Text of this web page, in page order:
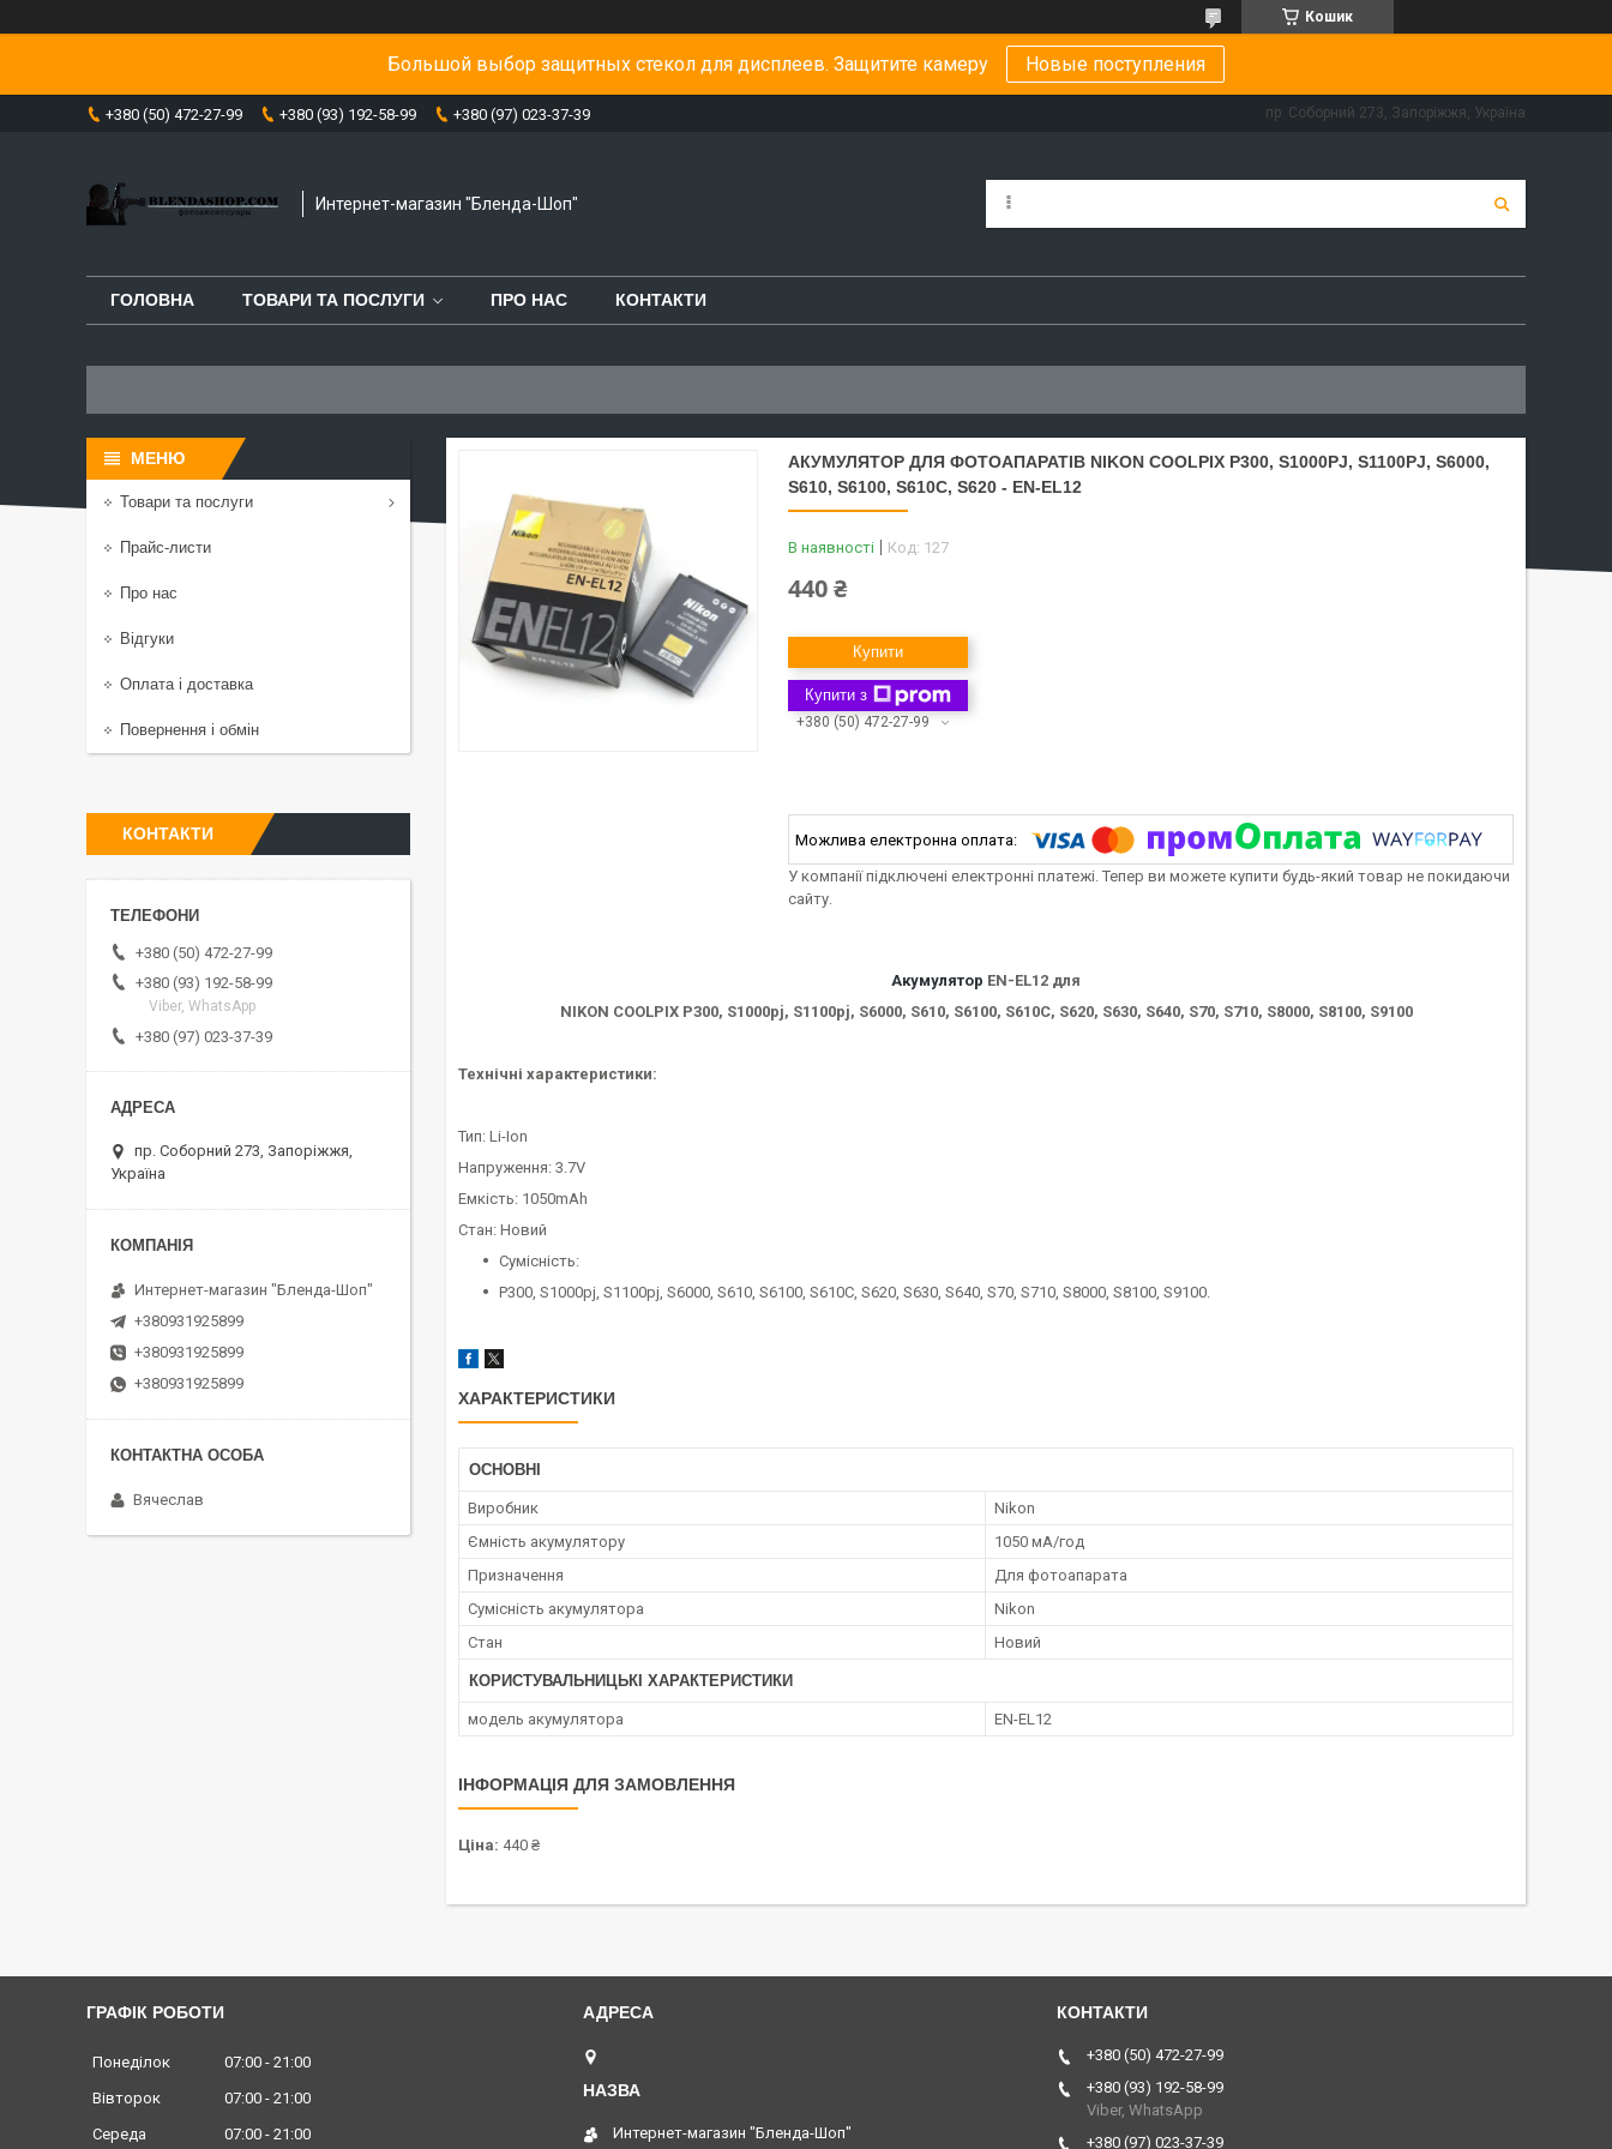
Кошик
Большой выбор защитных стекол для дисплеев. Защитите камеру Новые поступления
+380 (50) 472-27-99 +380 (93) 192-58-99 +380 (97) 023-37-39 пр. Соборний 273, Запоріжжя, Україна
Интернет-магазин "Бленда-Шоп"
ГОЛОВНА ТОВАРИ ТА ПОСЛУГИ ПРО НАС КОНТАКТИ
АКУМУЛЯТОР ДЛЯ ФОТОАПАРАТІВ NIKON COOLPIX P300, S1000PJ, S1100PJ, S6000,
S610, S6100, S610C, S620 - EN-EL12
В наявності Код: 127
440 ₴
Купити
Купити з
+380 (50) 472-27-99
У компанії підключені електронні платежі. Тепер ви можете купити будь-який товар не покидаючи
сайту.
Акумулятор EN-EL12 для
NIKON COOLPIX P300, S1000pj, S1100pj, S6000, S610, S6100, S610C, S620, S630, S640, S70, S710, S8000, S8100, S9100
Технічні характеристики:
Тип: Li-Ion
Напруження: 3.7V
Емкість: 1050mAh
Стан: Новий
Сумісність:
P300, S1000pj, S1100pj, S6000, S610, S6100, S610C, S620, S630, S640, S70, S710, S8000, S8100, S9100.
ХАРАКТЕРИСТИКИ
ОСНОВНІ
Виробник
Nikon
Ємність акумулятору
1050 мА/год
Призначення
Для фотоапарата
Сумісність акумулятора
Nikon
Стан
Новий
КОРИСТУВАЛЬНИЦЬКІ ХАРАКТЕРИСТИКИ
модель акумулятора EN-EL12
ІНФОРМАЦІЯ ДЛЯ ЗАМОВЛЕННЯ
Ціна: 440 ₴
Товари та послуги
Прайс-листи
Про нас
Відгуки
Оплата і доставка
Повернення і обмін
КОНТАКТИ
+380 (50) 472-27-99
+380 (93) 192-58-99
Viber, WhatsApp
+380 (97) 023-37-39
пр. Соборний 273, Запоріжжя,
Україна
Интернет-магазин "Бленда-Шоп"
+380931925899
+380931925899
+380931925899
Вячеслав
ГРАФІК РОБОТИ
Понеділок 07:00
21:00
Вівторок
07:00
21:00
Середа
07:00
21:00
Интернет-магазин "Бленда-Шоп"
+380 (50) 472-27-99
+380 (93) 192-58-99
Viber, WhatsApp
+380 (97) 023-37-39